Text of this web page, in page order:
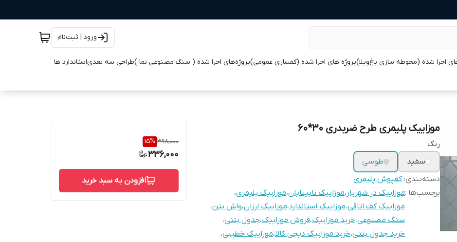
ورود | ثبت‌نام
اجرا شده (محوطه سازی باغ‌ویلا)پروژه های اجرا شده (کفسازی عمومی)پروژه‌های اجرا شده ( سنگ مصنوعی نما )طراحی سه بعدیاستاندارد ها
موزاییک پلیمری طرح ضربدری 30*60
رنگ
سفید
طوسی
دسته‌بندی:کفپوش پلیمری
برچسب‌ها :موزاییک در شهریار ،موزاییک نابینایان،موزاییک پلیمری،
موزاییک کف اتاقی،موزاییک استاندارد،موزاییک ارزان،واش بتن،
سنگ مصنوعی،خرید موزاییک،فروش موزاییک،جدول بتنی،
خرید جدول بتنی،خرید موزاییک دیجی کالا،موزاییک خطیبی،
398,000
15%
336,000
افزودن به سبد خرید